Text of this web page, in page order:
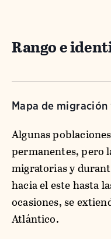
Rango e
Mapa de
Algunas
permanentes, pero
migratorias y
hacia el este hasta
ocasiones, se
Atlántico.